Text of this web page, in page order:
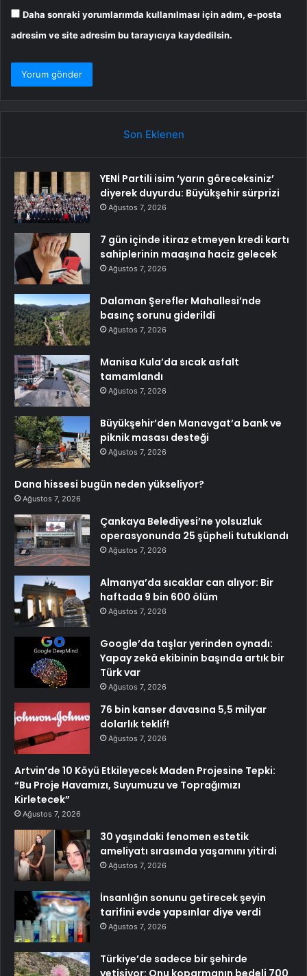
Daha sonraki yorumlarımda kullanılması için adım, e-posta
adresim ve site adresim bu tarayıcıya kaydedilsin.
Son Eklenen
YENİ Partili isim ‘yarın göreceksiniz’
diyerek duyurdu: Büyükşehir sürprizi
Ağustos 7, 2026
7 gün içinde itiraz etmeyen kredi kartı
sahiplerinin maaşına haciz gelecek
Ağustos 7, 2026
Dalaman Şerefler Mahallesi’nde
basınç sorunu giderildi
Ağustos 7, 2026
Manisa Kula’da sıcak asfalt
tamamlandı
Ağustos 7, 2026
Büyükşehir’den Manavgat’a bank ve
piknik masası desteği
Ağustos 7, 2026
Dana hissesi bugün neden yükseliyor?
Ağustos 7, 2026
Çankaya Belediyesi’ne yolsuzluk
operasyonunda 25 şüpheli tutuklandı
Ağustos 7, 2026
Almanya’da sıcaklar can alıyor: Bir
haftada 9 bin 600 ölüm
Ağustos 7, 2026
Google’da taşlar yerinden oynadı:
Yapay zekâ ekibinin başında artık bir
Türk var
Ağustos 7, 2026
76 bin kanser davasına 5,5 milyar
dolarlık teklif!
Ağustos 7, 2026
Artvin’de 10 Köyü Etkileyecek Maden Projesine Tepki:
“Bu Proje Havamızı, Suyumuzu ve Toprağımızı
Kirletecek”
Ağustos 7, 2026
30 yaşındaki fenomen estetik
ameliyatı sırasında yaşamını yitirdi
Ağustos 7, 2026
İnsanlığın sonunu getirecek şeyin
tarifini evde yapsınlar diye verdi
Ağustos 7, 2026
Türkiye’de sadece bir şehirde